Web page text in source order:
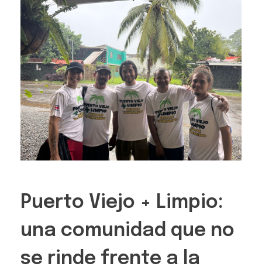
Puerto Viejo + Limpio:
una comunidad que no
se rinde frente a la